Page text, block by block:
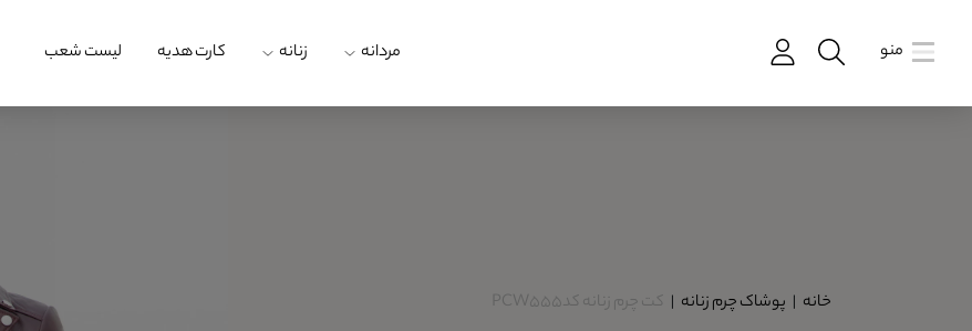
منو مردانه زنانه کارت هدیه لیست شعب
خانه | پوشاک چرم زنانه | کت چرم زنانه کدPCW555